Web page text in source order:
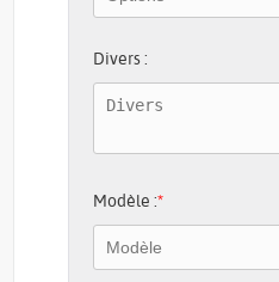
Divers :
Modèle :*